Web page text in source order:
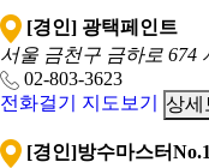
[경인] 광택페인트
서울 금천구 금하로 674
02-803-3623
전화걸기
지도보기 상세
[경인]방수마스터No.1